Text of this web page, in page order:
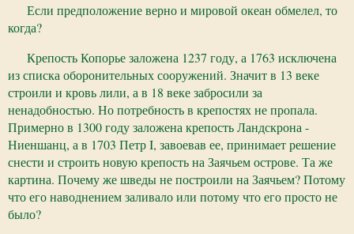
Если предположение верно и мировой океан обмелел, то
когда?
Крепость Копорье заложена 1237 году, а 1763 исключена
из списка оборонительных сооружений. Значит в 13 веке
строили и кровь лили, а в 18 веке забросили за
ненадобностью. Но потребность в крепостях не пропала.
Примерно в 1300 году заложена крепость Ландскрона -
Ниеншанц, а в 1703 Петр I, завоевав ее, принимает решение
снести и строить новую крепость на Заячьем острове. Та же
картина. Почему же шведы не построили на Заячьем? Потому
что его наводнением заливало или потому что его просто не
было?